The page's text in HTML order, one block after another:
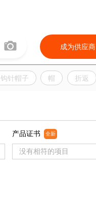
成为供应商
钩针帽子 帽 折返
产品证书 全新
没有相符的项目